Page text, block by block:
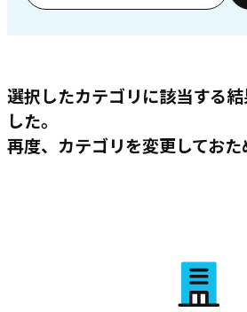
選択したカテゴリに該当する
した。
再度、カテゴリを変更しておた